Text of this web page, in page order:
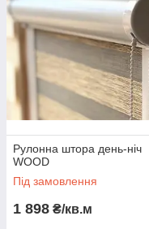
Рулонна штора день-ніч
WOOD
Під замовлення
1 898 ₴/кв.м